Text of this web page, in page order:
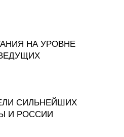
в себе,
принимать
за них
работает как
центр. Курсы,
НА УРОВНЕ
СИЛЬНЕЙШИХ
И РОССИИ